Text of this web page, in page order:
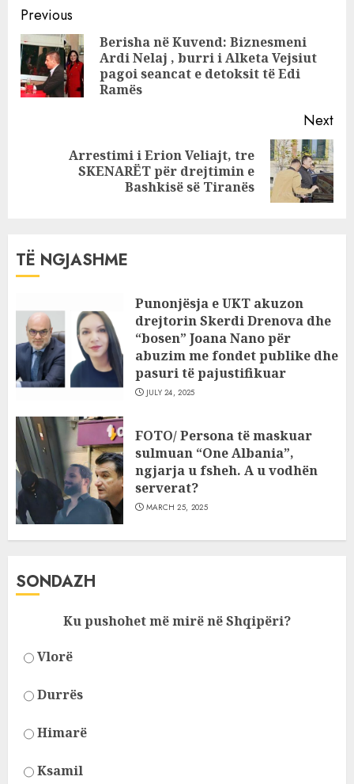
Konomin: Ai e
kaloi në
personale
Continue
Reading
Previous
Berisha në Kuvend: Biznesmeni
Ardi Nelaj , burri i Alketa Vejsiut
pagoi seancat e detoksit të Edi
Ramës
Next
Arrestimi i Erion Veliajt, tre
SKENARËT për drejtimin e
Bashkisë së Tiranës
TË NGJASHME
Punonjësja e UKT akuzon
drejtorin Skerdi Drenova dhe
“bosen” Joana Nano për
abuzim me fondet publike dhe
pasuri të pajustifikuar
JULY 24, 2025
FOTO/ Persona të maskuar
sulmuan “One Albania”,
ngjarja u fsheh. A u vodhën
serverat?
MARCH 25, 2025
SONDAZH
Ku pushohet më mirë në Shqipëri?
Vlorë
Durrës
Himarë
Ksamil